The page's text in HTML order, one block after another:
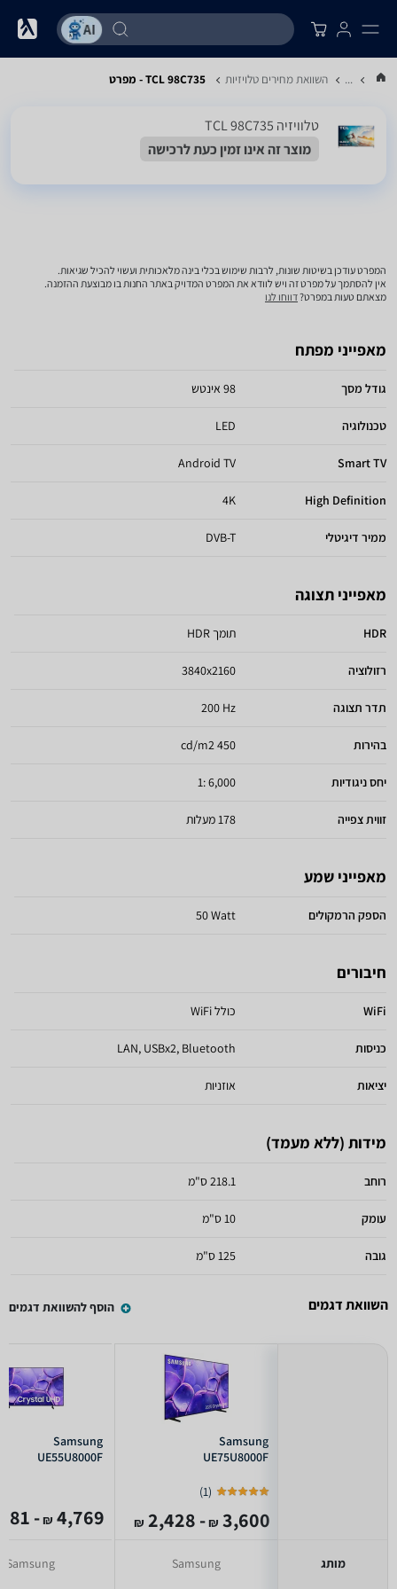
... השוואת מחירים טלויזיות TCL 98C735 - מפרט
טלוויזיה TCL 98C735
מוצר זה אינו זמין כעת לרכישה
המפרט עודכן בשיטות שונות, לרבות שימוש בכלי בינה מלאכותית ועשוי להכיל שגיאות.
אין להסתמך על מפרט זה ויש לוודא את המפרט המדויק באתר החנות בו מבוצעת ההזמנה.
מצאתם טעות במפרט?דווחו לנו
מאפייני מפתח
גודל מסך 98 אינטש
טכנולוגיה LED
Smart TV
Android TV
High Definition
4K
ממיר דיגיטלי DVB-T
מאפייני תצוגה
HDR תומך HDR
רזולוציה 3840x2160
תדר תצוגה 200 Hz
בהירות 450 cd/m2
יחס ניגודיות 6,000 :1
זווית צפייה 178 מעלות
מאפייני שמע
הספק הרמקולים 50 Watt
חיבורים
WiFi כולל WiFi
כניסות LAN, USBx2, Bluetooth
יציאות אוזניות
מידות (ללא מעמד)
רוחב 218.1 ס"מ
עומק 10 ס"מ
גובה 125 ס"מ
השוואת דגמים הוסף להשוואת דגמים
מותג
Samsung
UE75U8000F
(
1
)
3,600
₪
- 2,428
₪
Samsung
Samsung
UE55U8000F
4,769
₪
- 1,381
Samsung